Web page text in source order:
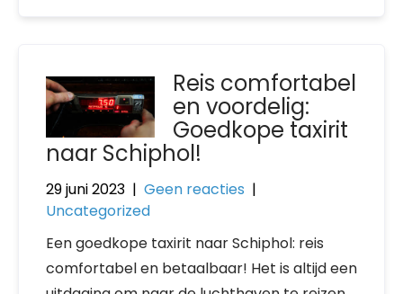
Reis comfortabel
en voordelig:
Goedkope taxirit
naar Schiphol!
29 juni 2023 | Geen reacties |
Uncategorized
Een goedkope taxirit naar Schiphol: reis
comfortabel en betaalbaar! Het is altijd een